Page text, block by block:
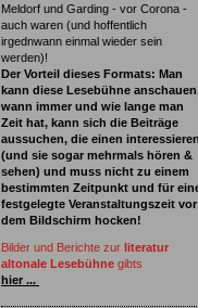
Meldorf und Garding - vor Corona -
auch waren (und hoffentlich
irgednwann einmal wieder sein
werden)!
Der Vorteil dieses Formats: Man
kann diese Lesebühne
wann immer und wie lange man
Zeit hat, kann sich die Beiträge
aussuchen, die einen interessieren
(und sie sogar mehrmals hören &
sehen) und muss nicht zu einem
bestimmten Zeitpunkt und für
festgelegte Veranstaltungszeit vor
dem Bildschirm hocken!
Bilder und Berichte zur literatur
altonale Lesebühne gibts
hier ...